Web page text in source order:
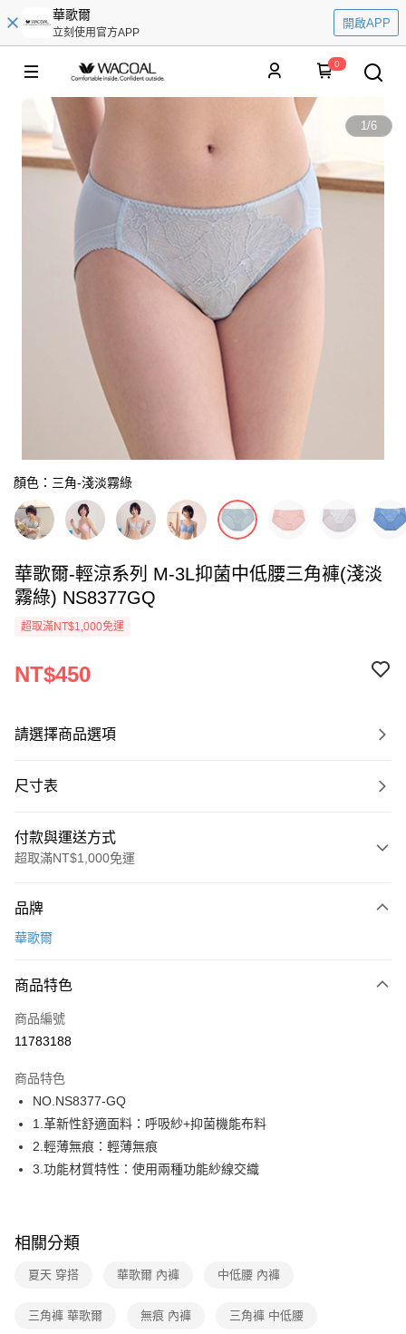
華歌爾
立刻使用官方APP
開啟APP
0
1/6
顏色：三角-淺淡霧綠
華歌爾-輕涼系列 M-3L抑菌中低腰三角褲(淺淡
霧綠) NS8377GQ
超取滿NT$1,000免運
NT$450
請選擇商品選項
尺寸表
付款與運送方式
超取滿NT$1,000免運
信用卡一次付款
LINE Pay
街口支付
運送方式
全家取貨付款
每筆NT$80，滿NT$1,000(含以上)免運費
7-11取貨付款
每筆NT$80，滿NT$1,000(含以上)免運費
每筆NT$80，滿NT$1,000(含以上)免運費
品牌
華歌爾
商品特色
商品編號
11783188
商品特色
NO.NS8377-GQ
1.革新性舒適面料：呼吸紗+抑菌機能布料
2.輕薄無痕：輕薄無痕
3.功能材質特性：使用兩種功能紗線交織
相關分類
夏天 穿搭 華歌爾 內褲 中低腰 內褲
三角褲 華歌爾 無痕 內褲 三角褲 中低腰